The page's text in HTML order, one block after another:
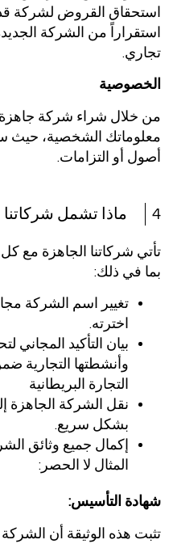
استحقاق القروض لشركة
استقراراً من الشركة
تجاري.
الخصوصية
من خلال شراء شركة
معلوماتك الشخصية، حيث
أصول أو التزامات.
4 ماذا تشمل شركاتنا
تأتي شركاتنا الجاهزة مع كل
بما في ذلك:
تغيير اسم الشركة
اخترته.
بيان التأكيد
وأنشطتها التجارية
التجارة البريطانية
نقل الشركة الجاهزة
بشكل سريع.
إكمال جميع وثائق
المثال لا الحصر:
شهادة التأسيس:
تثبت هذه الوثيقة أن